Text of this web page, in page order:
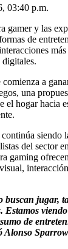
03:40 p.m.
gamer y las
de
digitales.
a
una
el hogar hacia
siendo
del sector
gaming
buscan jugar,
Estamos
de
Alonso